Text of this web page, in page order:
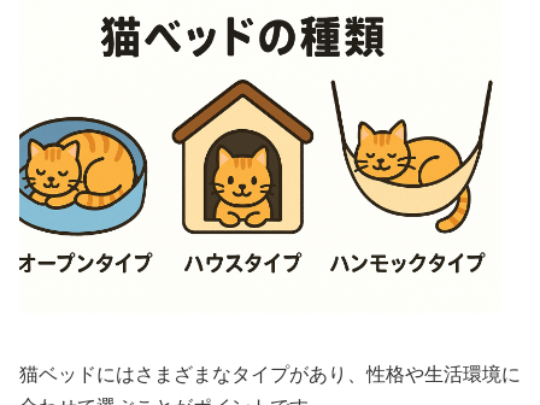
猫ベッドにはさまざまなタイプがあり、性格や生活環境に